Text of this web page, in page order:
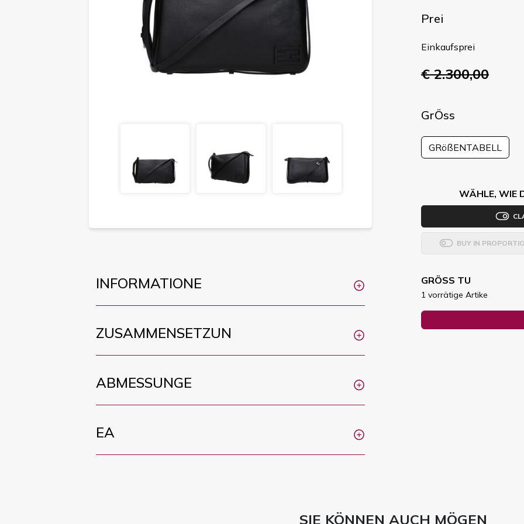
INFORMATIONE
ZUSAMMENSETZUN
ABMESSUNGE
EA
Prei
Einkaufsprei
€ 2.300,00
GrÖss
GRößENTABELL
WÄHLE, WIE
BUY IN
GRÖSS TU
1 vorrätige Artike
SIE KÖNNEN AUCH MÖGEN